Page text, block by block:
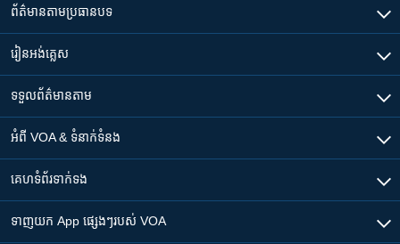
ព័ត៌មាន​តាមប្រធានបទ​
រៀន​​អង់គ្លេស
ទទួល​ព័ត៌មាន​តាម
អំពី​ VOA & ទំនាក់ទំនង
គេហទំព័រ​​ទាក់ទង
ទាញយក​ App ផ្សេងៗ​របស់​ VOA